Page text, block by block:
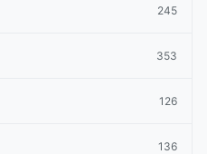
245
353
126
136